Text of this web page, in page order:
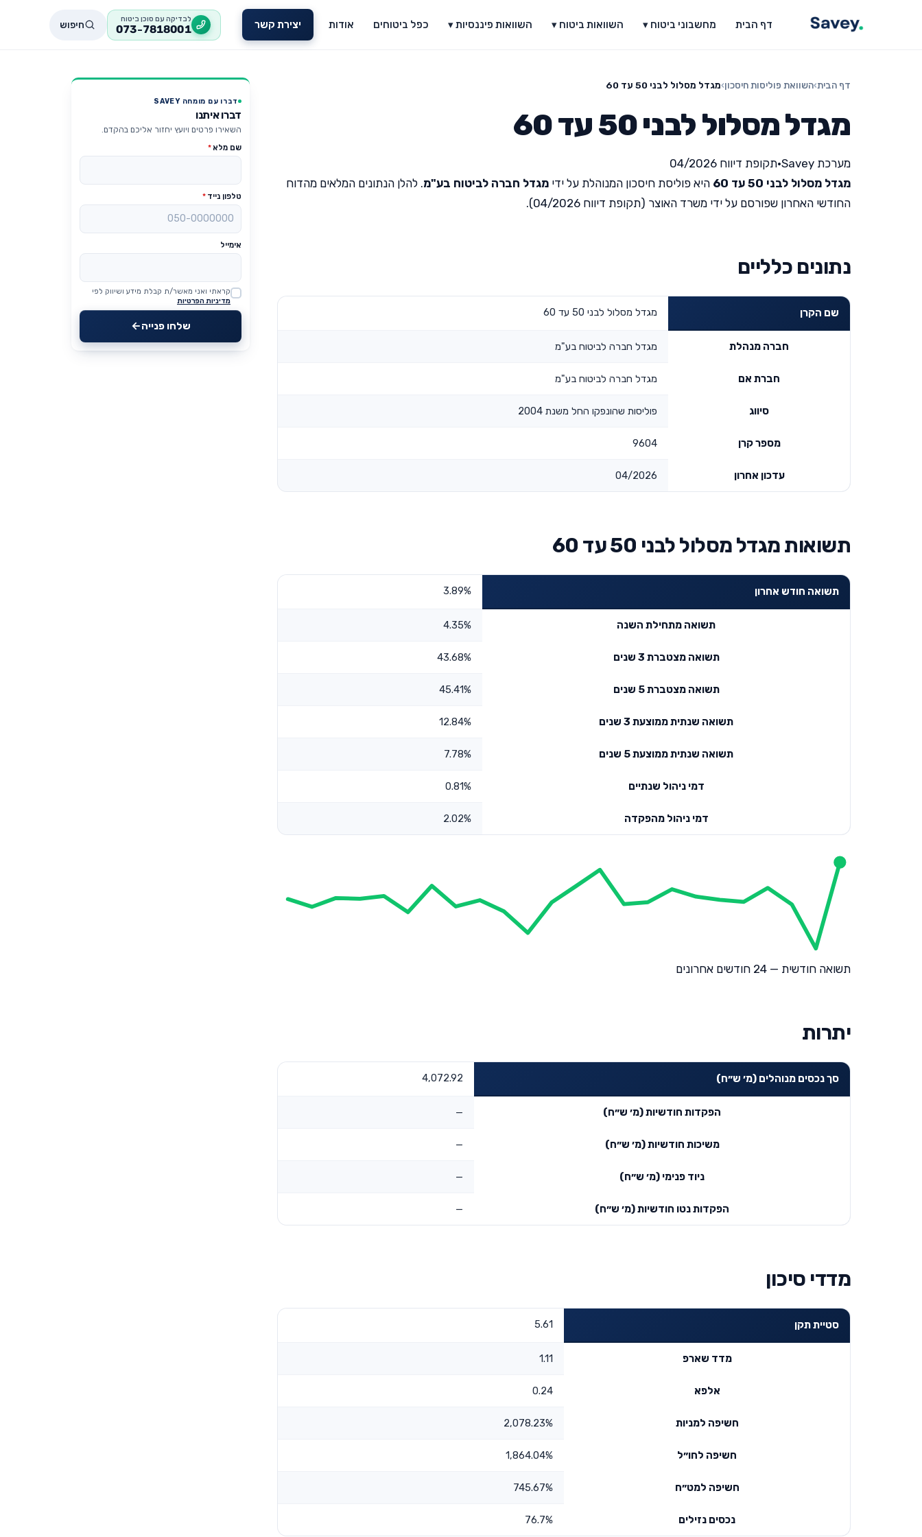
דף הבית מחשבוני ביטוח ▾ השוואות ביטוח ▾ השוואות פיננסיות ▾ כפל ביטוחים אודות יצירת קשר לבדיקה עם סוכן ביטוח
073-7818001 חיפוש
דף הבית›השוואת פוליסות חיסכון›מגדל מסלול לבני 50 עד 60
מגדל מסלול לבני 50 עד 60
מערכת Savey •תקופת דיווח 04/2026
מגדל מסלול לבני 50 עד 60
היא פוליסת חיסכון המנוהלת על ידי מגדל חברה לביטוח בע"מ. להלן הנתונים המלאים מהדוח
החודשי האחרון שפורסם על ידי משרד האוצר (תקופת דיווח 04/2026).
נתונים כלליים
שם הקרן מגדל מסלול לבני 50 עד 60
חברה מנהלת מגדל חברה לביטוח בע"מ
חברת אם מגדל חברה לביטוח בע"מ
סיווג פוליסות שהונפקו החל משנת 2004
מספר קרן 9604
עדכון אחרון 04/2026
תשואות מגדל מסלול לבני 50 עד 60
תשואה חודש אחרון 3.89%
תשואה מתחילת השנה 4.35%
תשואה מצטברת 3 שנים 43.68%
תשואה מצטברת 5 שנים 45.41%
תשואה שנתית ממוצעת 3 שנים 12.84%
תשואה שנתית ממוצעת 5 שנים 7.78%
דמי ניהול שנתיים 0.81%
דמי ניהול מהפקדה 2.02%
תשואה חודשית — 24 חודשים אחרונים
יתרות
סך נכסים מנוהלים (מ׳ ש״ח) 4,072.92
הפקדות חודשיות (מ׳ ש״ח) —
משיכות חודשיות (מ׳ ש״ח) —
ניוד פנימי (מ׳ ש״ח) —
הפקדות נטו חודשיות (מ׳ ש״ח) —
מדדי סיכון
סטיית תקן 5.61
מדד שארפ 1.11
אלפא 0.24
חשיפה למניות 2,078.23%
חשיפה לחו״ל 1,864.04%
חשיפה למט״ח 745.67%
נכסים נזילים 76.7%
דברו עם מומחה SAVEY
דברו איתנו
השאירו פרטים ויועץ יחזור אליכם בהקדם.
שם מלא*
טלפון נייד *
אימייל
Website
קראתי ואני מאשר/ת קבלת מידע ושיווק לפי
מדיניות הפרטיות
שלחו פנייה